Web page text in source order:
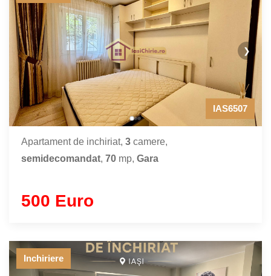
❯
IAS6507
Apartament de inchiriat, 3 camere,
semidecomandat, 70 mp, Gara
500 Euro
Inchiriere